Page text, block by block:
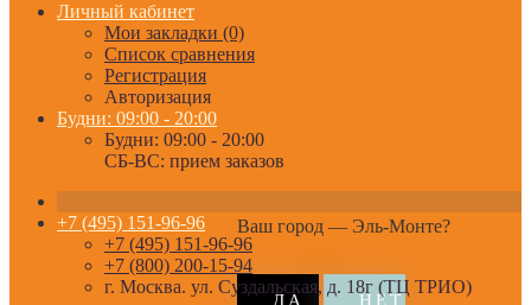
Личный кабинет
Мои закладки (0)
Список сравнения
Регистрация
Авторизация
Будни: 09:00 - 20:00
Будни: 09:00 - 20:00
СБ-ВС: прием заказов
Ваш город — Эль-Монте?
+7 (495) 151-96-96
+7 (495) 151-96-96
+7 (800) 200-15-94
г. Москва. ул. Суздальская, д. 18г (ТЦ ТРИО)